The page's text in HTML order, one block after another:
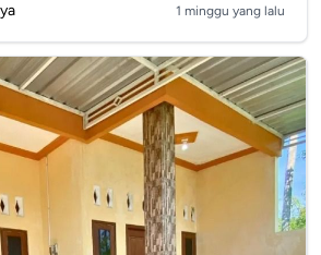
1 minggu yang lalu